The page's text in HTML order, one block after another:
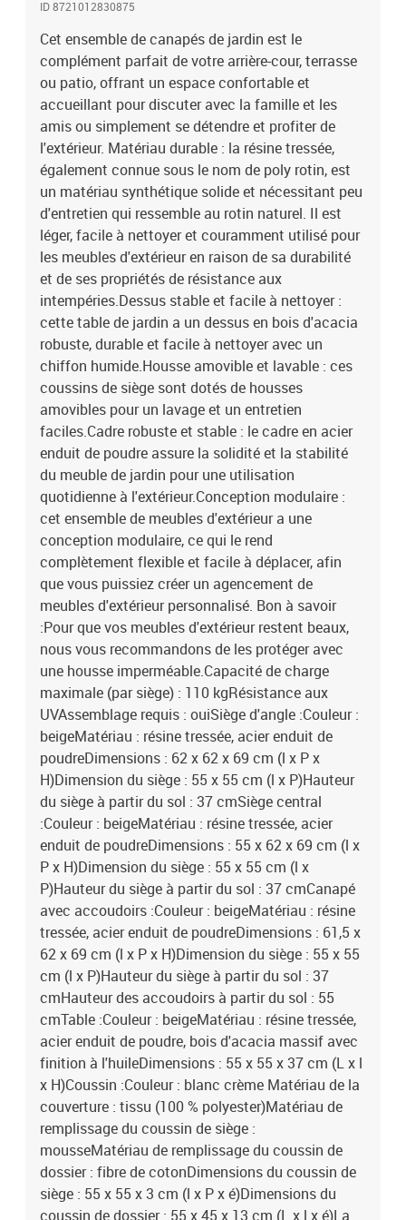
enduit de poudre assure la solidité et la stabilité du meuble de
jardin pour une utilisation quotidienne à l'extérieur.Conception
modulaire : cet ensemble de meubles d'extérieur a une conception
modulaire, ce qui le rend complètement flexible et facile à
déplacer, afin que vous puissiez créer un agencement de meubles
d'extérieur personnalisé. Bon à savoir :Pour que vos meubles
d'extérieur restent beaux, nous vous recommandons de les
protéger avec une housse imperméable.Capacité de charge
maximale (par siège) : 110 kgRésistance aux UVAssemblage
requis : ouiSiège d'angle :Couleur : beigeMatériau : résine tressée,
acier enduit de poudreDimensions : 62 x 62 x 69 cm (l x P x
H)Dimension du siège : 55 x 55 cm (l x P)Hauteur du siège à partir
du sol : 37 cmSiège central :Couleur : beigeMatériau : résine
tressée, acier enduit de poudreDimensions : 55 x 62 x 69 cm (l x P x
H)Dimension du siège : 55 x 55 cm (l x P)Hauteur du siège à partir
du sol : 37 cmCanapé avec accoudoirs :Couleur : beigeMatériau :
résine tressée, acier enduit de poudreDimensions : 61,5 x 62 x 69
cm (l x P x H)Dimension du siège : 55 x 55 cm (l x P)Hauteur du
siège à partir du sol : 37 cmHauteur des accoudoirs à partir du sol
: 55 cmTable :Couleur : beigeMatériau : résine tressée, acier enduit
de poudre, bois d'acacia massif avec finition à l'huileDimensions :
55 x 55 x 37 cm (L x l x H)Coussin :Couleur : blanc crème Matériau
de la couverture : tissu (100 % polyester)Matériau de remplissage
du coussin de siège : mousseMatériau de remplissage du coussin
de dossier : fibre de cotonDimensions du coussin de siège : 55 x 55
x 3 cm (l x P x é)Dimensions du coussin de dossier : 55 x 45 x 13
cm (L x l x é)La livraison contient :1 x siège d'angle avec fonction
de rangement et sac résistant à l'eau5 x siège central incluant une
fonction de rangement avec un sac résistant à l'eau4 x canapé
d'accoudoir avec fonction de rangement et sac résistant à l'eau1 x
table de jardin11 x coussin de dossier10 x coussin de siège avec
housse amovible et lavable
ID 8721012830875
Cet ensemble de canapés de jardin est le
complément parfait de votre arrière-cour, terrasse
ou patio, offrant un espace confortable et
accueillant pour discuter avec la famille et les
amis ou simplement se détendre et profiter de
l'extérieur. Matériau durable : la résine tressée,
également connue sous le nom de poly rotin, est
un matériau synthétique solide et nécessitant peu
d'entretien qui ressemble au rotin naturel. Il est
léger, facile à nettoyer et couramment utilisé pour
les meubles d'extérieur en raison de sa durabilité
et de ses propriétés de résistance aux
intempéries.Dessus stable et facile à nettoyer :
cette table de jardin a un dessus en bois d'acacia
robuste, durable et facile à nettoyer avec un
chiffon humide.Housse amovible et lavable : ces
coussins de siège sont dotés de housses
amovibles pour un lavage et un entretien
faciles.Cadre robuste et stable : le cadre en acier
enduit de poudre assure la solidité et la stabilité
du meuble de jardin pour une utilisation
quotidienne à l'extérieur.Conception modulaire :
cet ensemble de meubles d'extérieur a une
conception modulaire, ce qui le rend
complètement flexible et facile à déplacer, afin
que vous puissiez créer un agencement de
meubles d'extérieur personnalisé. Bon à savoir
:Pour que vos meubles d'extérieur restent beaux,
nous vous recommandons de les protéger avec
une housse imperméable.Capacité de charge
maximale (par siège) : 110 kgRésistance aux
UVAssemblage requis : ouiSiège d'angle :Couleur :
beigeMatériau : résine tressée, acier enduit de
poudreDimensions : 62 x 62 x 69 cm (l x P x
H)Dimension du siège : 55 x 55 cm (l x P)Hauteur
du siège à partir du sol : 37 cmSiège central
:Couleur : beigeMatériau : résine tressée, acier
enduit de poudreDimensions : 55 x 62 x 69 cm (l x
P x H)Dimension du siège : 55 x 55 cm (l x
P)Hauteur du siège à partir du sol : 37 cmCanapé
avec accoudoirs :Couleur : beigeMatériau : résine
tressée, acier enduit de poudreDimensions : 61,5 x
62 x 69 cm (l x P x H)Dimension du siège : 55 x 55
cm (l x P)Hauteur du siège à partir du sol : 37
cmHauteur des accoudoirs à partir du sol : 55
cmTable :Couleur : beigeMatériau : résine tressée,
acier enduit de poudre, bois d'acacia massif avec
finition à l'huileDimensions : 55 x 55 x 37 cm (L x l
x H)Coussin :Couleur : blanc crème Matériau de la
couverture : tissu (100 % polyester)Matériau de
remplissage du coussin de siège :
mousseMatériau de remplissage du coussin de
dossier : fibre de cotonDimensions du coussin de
siège : 55 x 55 x 3 cm (l x P x é)Dimensions du
coussin de dossier : 55 x 45 x 13 cm (L x l x é)La